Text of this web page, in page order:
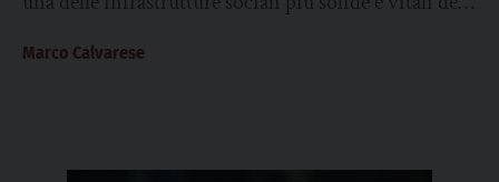
Marco Calvarese